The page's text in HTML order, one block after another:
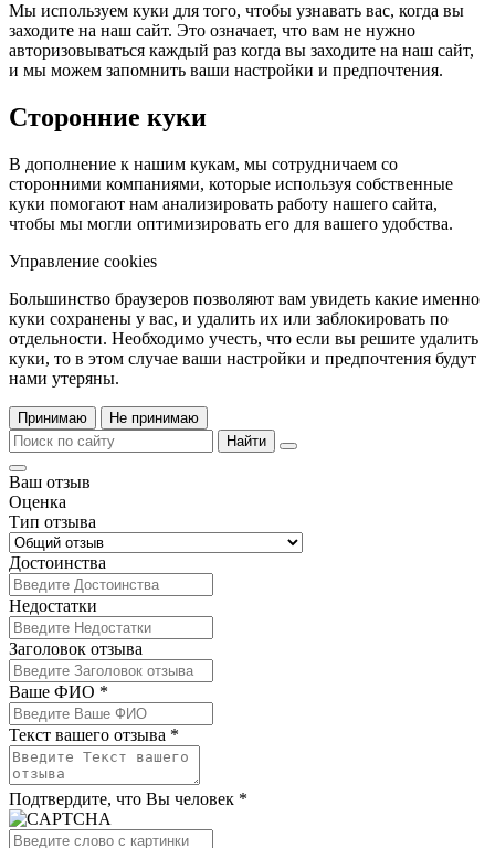
Мы используем куки для того, чтобы узнавать вас, когда вы
заходите на наш сайт. Это означает, что вам не нужно
авторизовываться каждый раз когда вы заходите на наш сайт,
и мы можем запомнить ваши настройки и предпочтения.
Сторонние куки
В дополнение к нашим кукам, мы сотрудничаем со
сторонними компаниями, которые используя собственные
куки помогают нам анализировать работу нашего сайта,
чтобы мы могли оптимизировать его для вашего удобства.
Управление cookies
Большинство браузеров позволяют вам увидеть какие именно
куки сохранены у вас, и удалить их или заблокировать по
отдельности. Необходимо учесть, что если вы решите удалить
куки, то в этом случае ваши настройки и предпочтения будут
нами утеряны.
Принимаю
Не принимаю
Найти
Ваш отзыв
Оценка
Тип отзыва
Достоинства
Недостатки
Заголовок отзыва
Ваше ФИО *
Текст вашего отзыва *
Подтвердите, что Вы человек *